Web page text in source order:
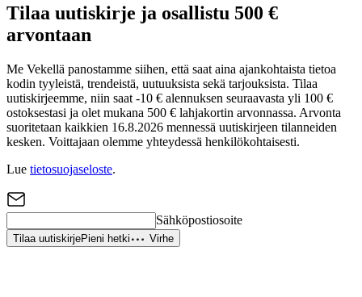
Tilaa uutiskirje ja osallistu 500 €
arvontaan
Me Vekellä panostamme siihen, että saat aina ajankohtaista tietoa
kodin tyyleistä, trendeistä, uutuuksista sekä tarjouksista. Tilaa
uutiskirjeemme, niin saat -10 € alennuksen seuraavasta yli 100 €
ostoksestasi ja olet mukana 500 € lahjakortin arvonnassa. Arvonta
suoritetaan kaikkien 16.8.2026 mennessä uutiskirjeen tilanneiden
kesken. Voittajaan olemme yhteydessä henkilökohtaisesti.
Lue tietosuojaseloste.
Sähköpostiosoite
Tilaa uutiskirjePieni hetki Virhe